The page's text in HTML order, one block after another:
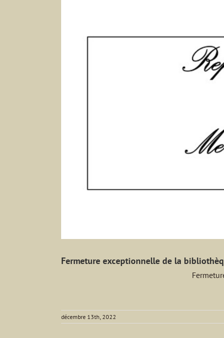
Fermeture exceptionnelle de la
décembre 13th, 2022